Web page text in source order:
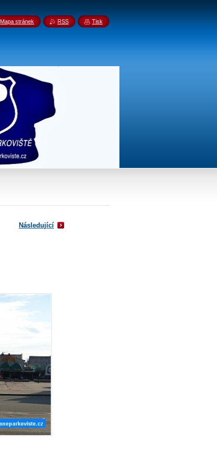
Následující
Mapa stránek RSS Tisk